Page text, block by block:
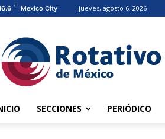
C Mexico City jueves, agosto 6, 2026
SECCIONES PERIÓDICO